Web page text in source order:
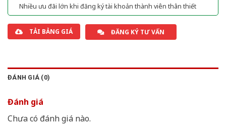
Nhiều ưu đãi lớn khi đăng ký tài khoản thành viên thân thiết
TẢI BẢNG GIÁ ĐĂNG KÝ TƯ VẤN
ĐÁNH GIÁ (0)
Đánh giá
Chưa có đánh giá nào.